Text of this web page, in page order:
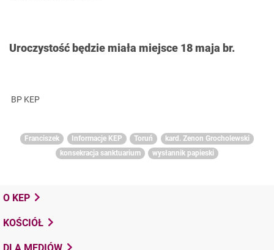
Uroczystość będzie miała miejsce 18 maja br.
BP KEP
Franciszek Informacje KEP Toruń
kard. Zenon Grocholewski
konsekracja sanktuarium
wysłannik papieski
O KEP
KOŚCIÓŁ